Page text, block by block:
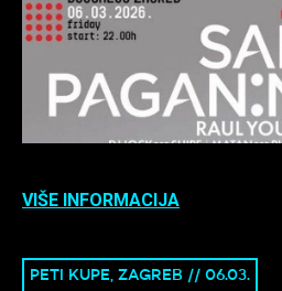
VIŠE INFORMACIJA
PETI KUPE, ZAGREB // 06.03.